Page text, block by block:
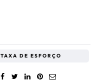
TAXA DE ESFORÇO